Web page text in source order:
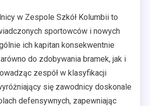
w Zespole Szkół Kolumbii to
sportowców i nowych
ich kapitan konsekwentnie
do zdobywania bramek, jak i
zespół w klasyfikacji
się zawodnicy doskonale
defensywnych, zapewniając